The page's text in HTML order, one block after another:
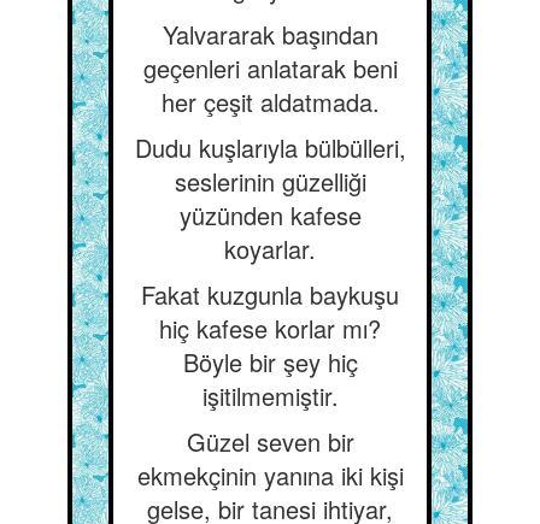
Yalvararak başından
geçenleri anlatarak beni
her çeşit aldatmada.
Dudu kuşlarıyla bülbülleri,
seslerinin güzelliği
yüzünden kafese
koyarlar.
Fakat kuzgunla baykuşu
hiç kafese korlar mı?
Böyle bir şey hiç
işitilmemiştir.
Güzel seven bir
ekmekçinin yanına iki kişi
gelse, bir tanesi ihtiyar,